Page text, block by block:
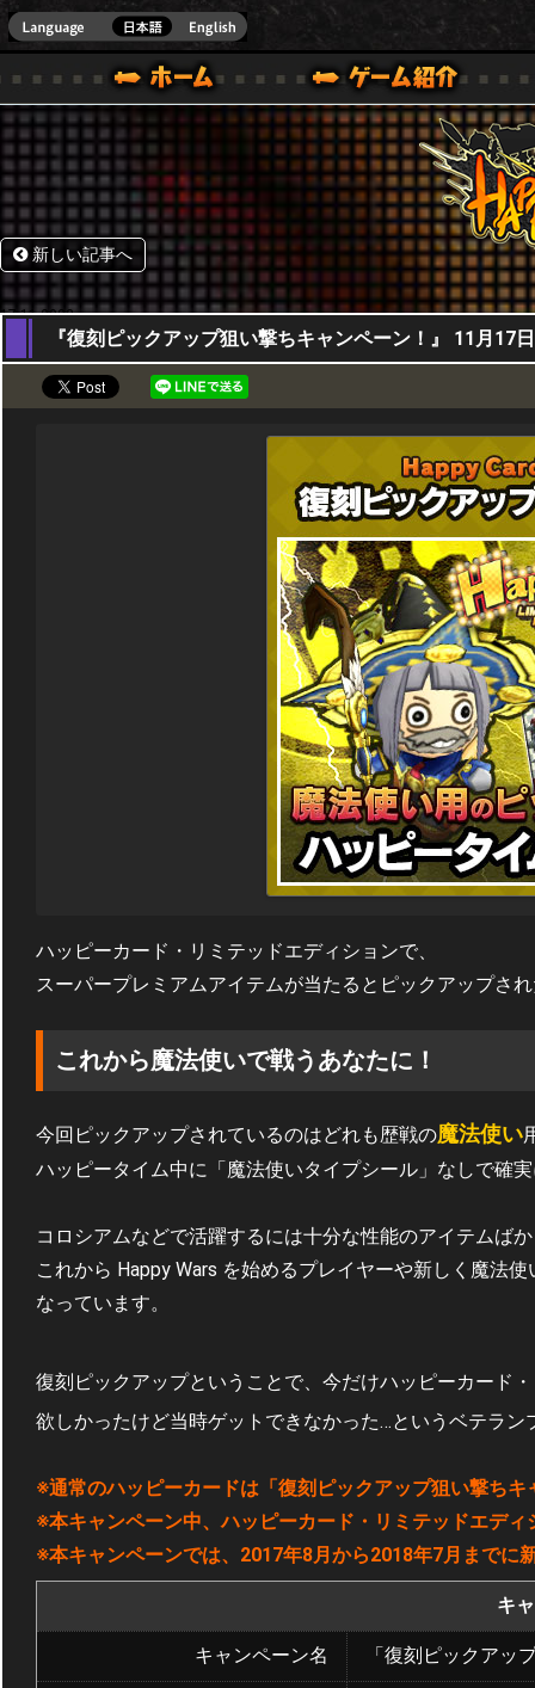
ONE VER.]
ガイド
ル｜HAPPY WARS(ハッピーウォーズ)公式サイト [ XBOX 360,XBOX ONE VER.]
サポート | HAPPY WARS(ハッピーウォーズ)公式サイ
新しい記事へ
17,11,2022
『復刻ピックアップ狙い撃ちキャンペーン！』 11月17
ハッピーカード・リミテッドエディションで、
スーパープレミアムアイテムが当たるとピックアップさ
これから魔法使いで戦うあなたに！
今回ピックアップされているのはどれも歴戦の魔法使い
ハッピータイム中に「魔法使いタイプシール」なしで確
コロシアムなどで活躍するには十分な性能のアイテムば
これから Happy Wars を始めるプレイヤーや新しく魔法
なっています。
復刻ピックアップということで、今だけハッピーカード
欲しかったけど当時ゲットできなかった…というベテラ
※通常のハッピーカードは「復刻ピックアップ狙い撃ち
※本キャンペーン中、ハッピーカード・リミテッドエデ
※本キャンペーンでは、2017年8月から2018年7月までに
キ
キャンペーン名 「復刻ピックアッ